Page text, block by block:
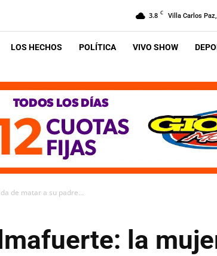
3.8 C Villa Carlos Paz,
LOS HECHOS POLÍTICA VIVO SHOW
de matar a su padre...
la